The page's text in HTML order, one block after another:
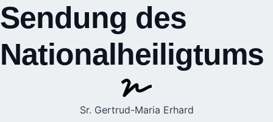
Sendung des
Nationalheiligtums
Sr. Gertrud-Maria Erhard